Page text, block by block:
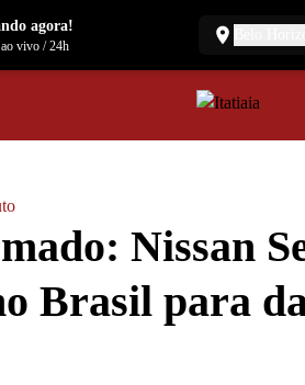
Nissan
Brasil para
agora!
vivo/24h